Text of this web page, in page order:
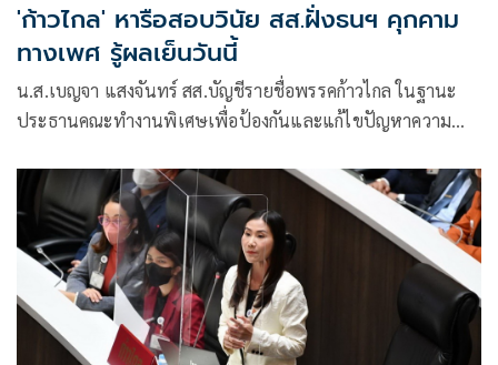
'ก้าวไกล' หารือสอบวินัย สส.ฝั่งธนฯ คุกคาม
ทางเพศ รู้ผลเย็นวันนี้
น.ส.เบญจา แสงจันทร์ สส.บัญชีรายชื่อพรรคก้าวไกล ในฐานะ
ประธานคณะทำงานพิเศษเพื่อป้องกันและแก้ไขปัญหาความ
กรณี กระแสข่าว สส.กทม. ฝั่งธนบุรี พรรคก้าวไกลรายหนึ่ง
คุกคามทางเพศ ที่ได้มีการเชิญผู้เสียหาย